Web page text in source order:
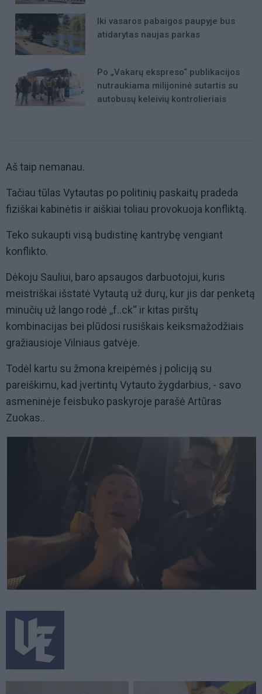
Iki vasaros pabaigos paupyje bus
atidarytas naujas parkas
Po „Vakarų ekspreso“ publikacijos
nutraukiama milijoninė sutartis su
autobusų keleivių kontrolieriais
Aš taip nemanau.
Tačiau tūlas Vytautas po politinių paskaitų pradeda
fiziškai kabinėtis ir aiškiai toliau provokuoja konfliktą.
Teko sukaupti visą budistinę kantrybę vengiant
konflikto.
Dėkoju Sauliui, baro apsaugos darbuotojui, kuris
meistriškai išstatė Vytautą už durų, kur jis dar penketą
minučių už lango rodė ,,f..ck‘‘ ir kitas pirštų
kombinacijas bei plūdosi rusiškais keiksmažodžiais
gražiausioje Vilniaus gatvėje.
Todėl kartu su žmona kreipėmės į policiją su
pareiškimu, kad įvertintų Vytauto žygdarbius, - savo
asmeninėje feisbuko paskyroje parašė Artūras
Zuokas..